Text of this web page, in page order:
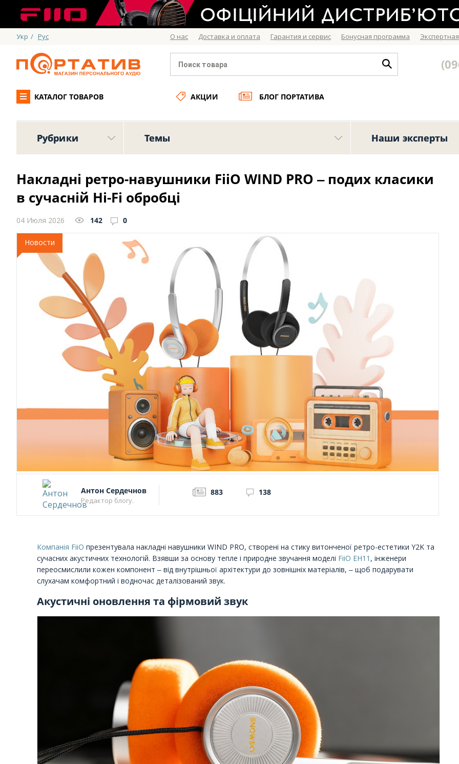
Укр / Рус О нас Доставка и оплата Гарантия и сервис Бонусная программа
КАТАЛОГ ТОВАРОВ АКЦИИ БЛОГ ПОРТАТИВА
Рубрики Темы Наши эксперты
Накладні ретро-навушники FiiO WIND PRO ‒ подих класики
в сучасній Hi-Fi обробці
04 Июля 2026 142 0
Новости
Антон Сердечнов
Редактор блогу.
883 138
Компанія FiiO презентувала накладні навушники WIND PRO, створені на стику витонченої ретро-естетики Y2K та
сучасних акустичних технологій. Взявши за основу тепле і природне звучання моделі FiiO EH11 , інженери
переосмислили кожен компонент ‒ від внутрішньої архітектури до зовнішніх матеріалів, ‒ щоб подарувати
слухачам комфортний і водночас деталізований звук.
Акустичні оновлення та фірмовий звук